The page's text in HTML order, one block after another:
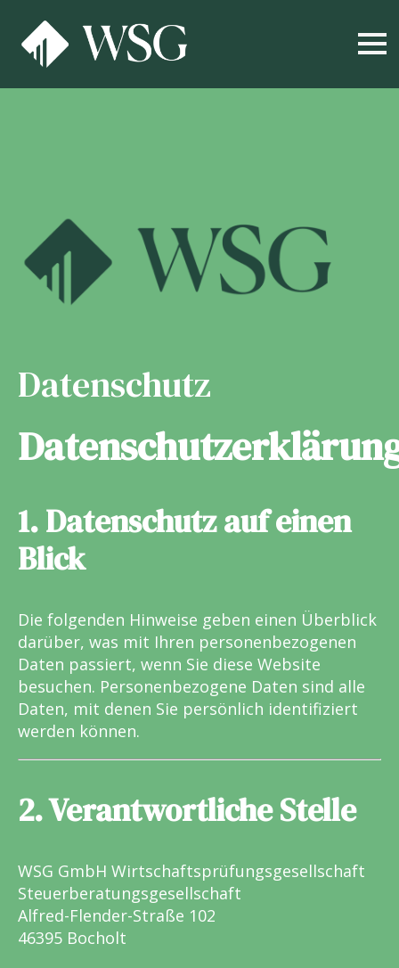
Datenschutz
1. Datenschutz auf einen
Blick
Die folgenden Hinweise geben einen Überblick
darüber, was mit Ihren personenbezogenen
Daten passiert, wenn Sie diese Website
besuchen. Personenbezogene Daten sind alle
Daten, mit denen Sie persönlich identifiziert
werden können.
2. Verantwortliche Stelle
WSG GmbH Wirtschaftsprüfungsgesellschaft
Steuerberatungsgesellschaft
Alfred-Flender-Straße 102
46395 Bocholt